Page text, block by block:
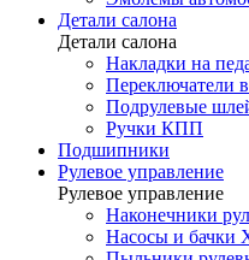
Детали салона
Детали салона
Накладки на
Переключатели
Подрулевые
Ручки КПП
Подшипники
Рулевое управление
Рулевое управление
Наконечники
Насосы и бачки